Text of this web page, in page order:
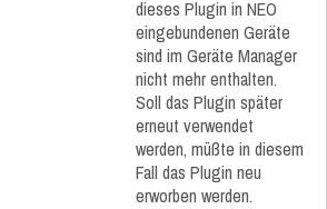
dieses Plugin in NEO
eingebundenen Geräte
sind im Geräte Manager
nicht mehr enthalten.
Soll das Plugin später
erneut verwendet
werden, müßte in diesem
Fall das Plugin neu
erworben werden.